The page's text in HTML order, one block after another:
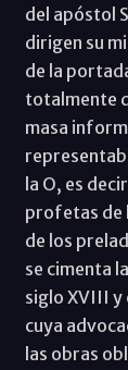
del apóstol
dirigen su
de la
totalmente
masa
la O, es
profetas de
de los
se cimenta
siglo XVIII y
cuya
las obras